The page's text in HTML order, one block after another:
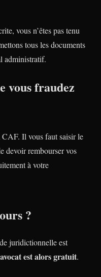
vous n’êtes pas tenu
tous les documents
administratif.
vous fraudez
CAF. Il vous faut saisir le
devoir rembourser vos
à votre
?
juridictionnelle est
est alors gratuit.